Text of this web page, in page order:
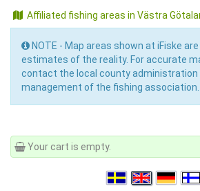
Affiliated fishing areas in Västra
NOTE - Map areas shown at iFiske
estimates of the reality. For accurate
contact the local county administration
management of the fishing association.
Your cart is empty.